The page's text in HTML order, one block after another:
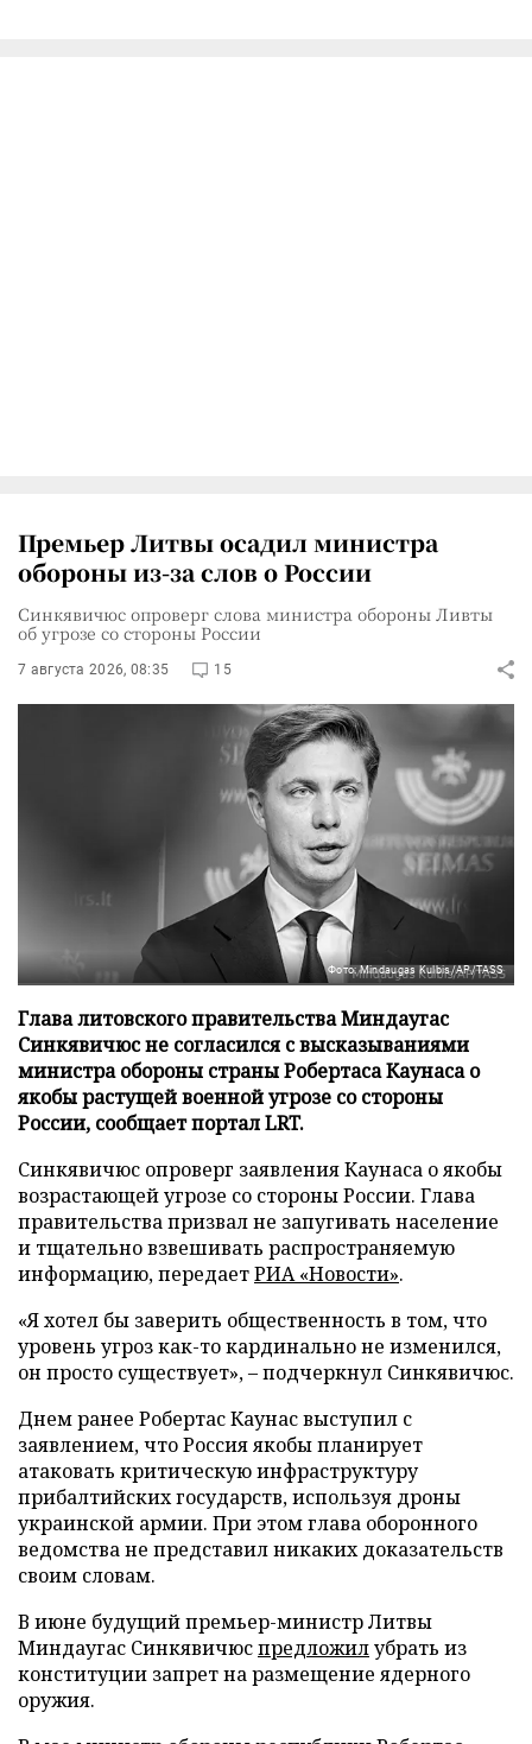
Премьер Литвы осадил министра
обороны из-за слов о России
Синкявичюс опроверг слова министра обороны Ливты
об угрозе со стороны России
7 августа 2026, 08:35 15
Фото: Mindaugas Kulbis/AP/TASS
Глава литовского правительства Миндаугас
Синкявичюс не согласился с высказываниями
министра обороны страны Робертаса Каунаса о
якобы растущей военной угрозе со стороны
России, сообщает портал LRT.
Синкявичюс опроверг заявления Каунаса о якобы
возрастающей угрозе со стороны России. Глава
правительства призвал не запугивать население
и тщательно взвешивать распространяемую
информацию, передаетРИА «Новости».
«Я хотел бы заверить общественность в том, что
уровень угроз как-то кардинально не изменился,
он просто существует», – подчеркнул Синкявичюс.
Днем ранее Робертас Каунас выступил с
заявлением, что Россия якобы планирует
атаковать критическую инфраструктуру
прибалтийских государств, используя дроны
украинской армии. При этом глава оборонного
ведомства не представил никаких доказательств
своим словам.
В июне будущий премьер-министр Литвы
Миндаугас Синкявичюспредложилубрать из
конституции запрет на размещение ядерного
оружия.